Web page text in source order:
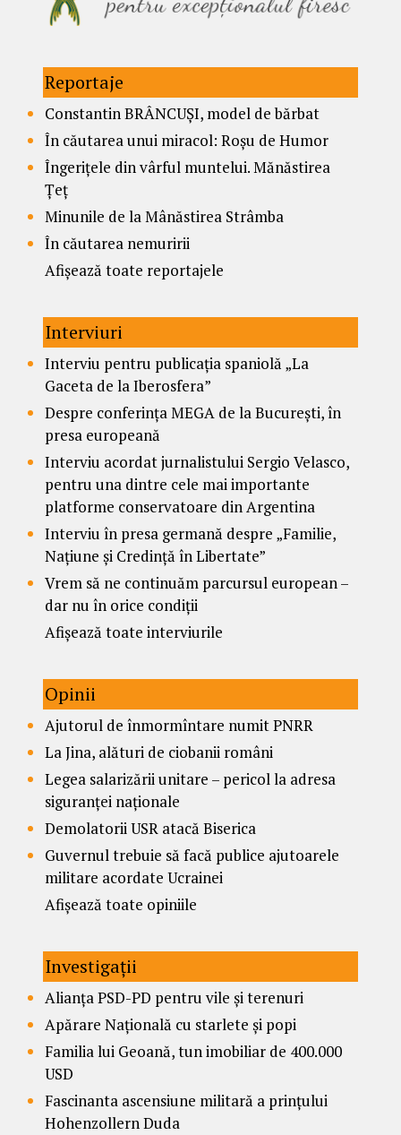
Reportaje
Constantin BRÂNCUȘI, model de bărbat
În căutarea unui miracol: Roșu de Humor
Îngerițele din vârful muntelui. Mănăstirea
Țeț
Minunile de la Mânăstirea Strâmba
În căutarea nemuririi
Afișează toate reportajele
Interviuri
Interviu pentru publicația spaniolă „La
Gaceta de la Iberosfera”
Despre conferința MEGA de la București, în
presa europeană
Interviu acordat jurnalistului Sergio Velasco,
pentru una dintre cele mai importante
platforme conservatoare din Argentina
Interviu în presa germană despre „Familie,
Națiune și Credință în Libertate”
Vrem să ne continuăm parcursul european –
dar nu în orice condiții
Afișează toate interviurile
Opinii
Ajutorul de înmormîntare numit PNRR
La Jina, alături de ciobanii români
Legea salarizării unitare – pericol la adresa
siguranței naționale
Demolatorii USR atacă Biserica
Guvernul trebuie să facă publice ajutoarele
militare acordate Ucrainei
Afișează toate opiniile
Investigații
Alianța PSD-PD pentru vile și terenuri
Apărare Națională cu starlete și popi
Familia lui Geoană, tun imobiliar de 400.000
USD
Fascinanta ascensiune militară a prințului
Hohenzollern Duda